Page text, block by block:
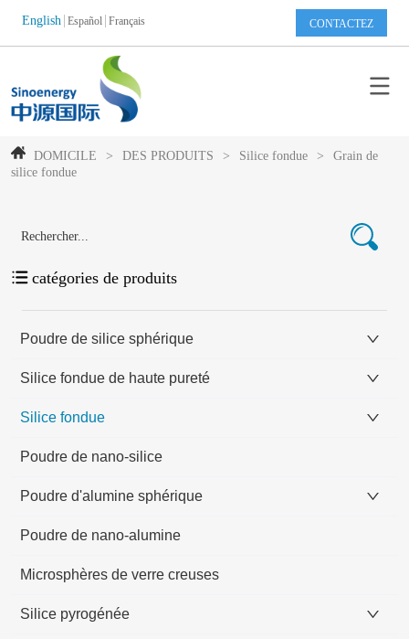
English Español Français CONTACTEZ
DOMICILE > DES PRODUITS > Silice fondue >
Grain de
silice fondue
catégories de produits
Poudre de silice sphérique
Silice fondue de haute pureté
Silice fondue
Poudre de nano-silice
Poudre d'alumine sphérique
Poudre de nano-alumine
Microsphères de verre creuses
Silice pyrogénée